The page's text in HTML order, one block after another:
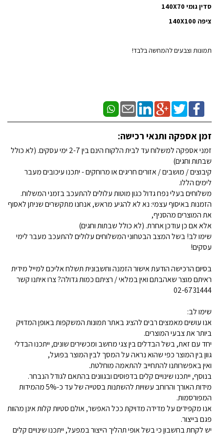
סדין גומי 140X70
ציפה 140X100
תמונות וצבעים להמחשה בלבד!
זמן אספקה ותנאי רכישה:
זמני אספקה למשלוח עד לבית הלקוח הינם בין 2-7 ימי עסקים. (לא כולל
שבתות וחגים)
קיבוצים / מושבים / אזורים חריגים או מרוחקים - יתכנו עיכובים מעבר
לימים הללו.
משלוחים בעלי נפח גדול כגון מוטות עלולים להתעכב בזמני המשלוח.
הזמנות באיסוף עצמי: נא לא להגיע מראש, אנחנו מתקשרים שניתן לאסוף
את המוצרים מהסניף,
אלא אם כן עודכן אחרת. (לא כולל שבתות וחגים)
שימו לב! בשל המצב הבטחוני המשלוחים עלולים להתעכב מעבר לימי
עסקים!
בסיום הרכישה הודעת אישור הזמנה וחשבונית תשלח אליכם למייל מידית
ראיתם מוצר שאהבתם ואין במלאי / רציתם כמות גדולה? צרו איתנו קשר
02-6731444
שימו לב:
אנו עושים מאמצים רבים להציג באתר תמונות המשקפות באופן המדויק
ביותר את צבעי המוצרים.
יחד עם זאת, בשל הבדלים בין צגי מחשב ומכשירים שונים, ייתכנו הבדלי
גוון בין המוצר כפי שהוא נראה על המסך לבין המוצר בפועל,
ואין באפשרותנו להתחייב להתאמה מוחלטת.
בנוסף, ייתכנו שינויים קלים בדפוסים ובגוונים בהתאם לגודל הנבחר.
מידות האורך והרוחב עשויות להשתנות בסטייה של עד כ-5% מהמידות
המפורסמות.
אנו מקפידים על מדידה מדויקת ככל האפשר, אולם סטיות קלות אינן מהוות
פגם בייצור.
יש לקחת בחשבון כי בשל אופי תהליך הייצור במפעל, ייתכנו שינויים קלים